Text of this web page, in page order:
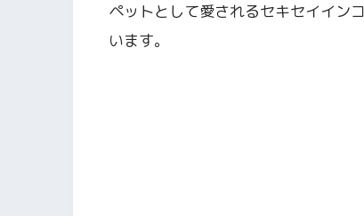
ペットとして愛されるセキセイイン
います。